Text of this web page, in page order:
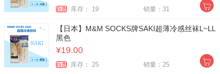
自营 库存： 19 销量：31
【日本】M&M SOCKS牌SAKI超薄冷感丝袜L~LL
黑色
¥19.00
自营 库存： 25 销量：25